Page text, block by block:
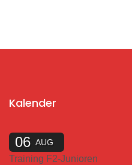
Kalender
06 AUG
Training F2-Junioren